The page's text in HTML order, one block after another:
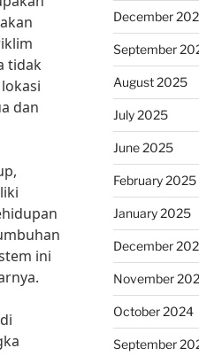
tidak
dan
ini
December
September
August 2025
July 2025
June 2025
February 2025
January 2025
December
November
October 2024
September